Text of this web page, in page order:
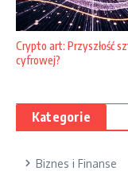
Crypto art: Przyszłość
cyfrowej?
Kategorie
Biznes i Finanse